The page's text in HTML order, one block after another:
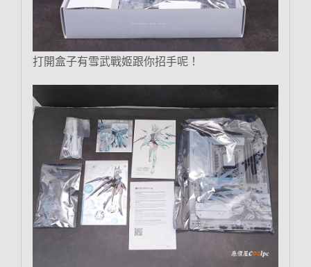
打開盒子有雪武戰姬跟你招手呢！